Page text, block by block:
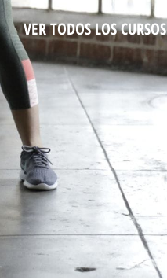
VER TODOS LOS CURSOS